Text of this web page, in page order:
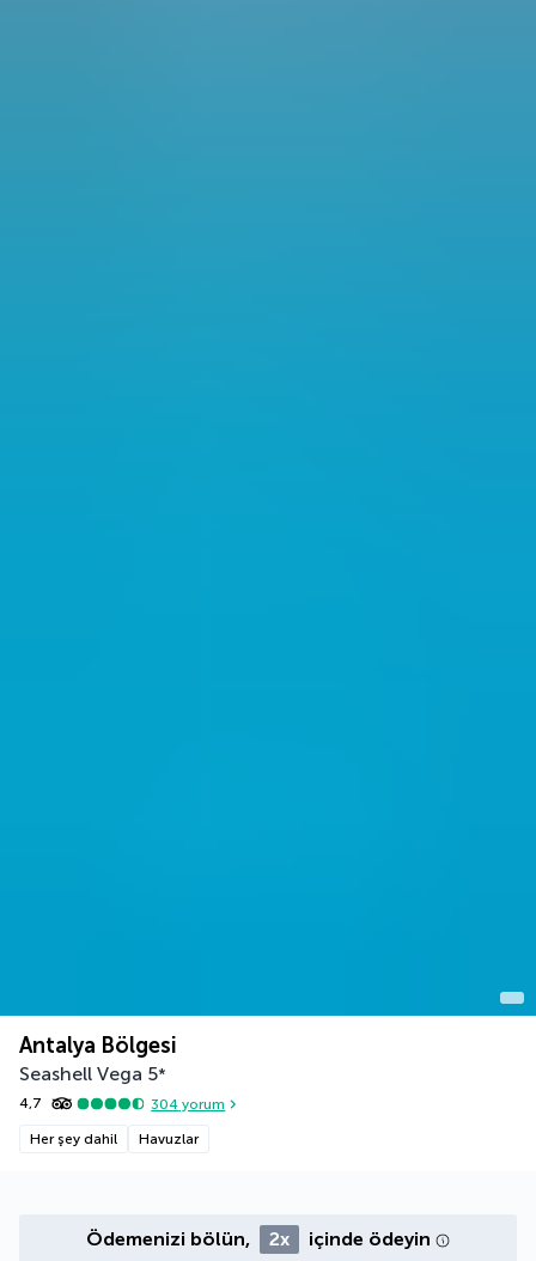
Antalya Bölgesi
Seashell Vega 5*
4,7 304 yorum
Her şey dahil Havuzlar
Ödemenizi bölün, 2x içinde ödeyin